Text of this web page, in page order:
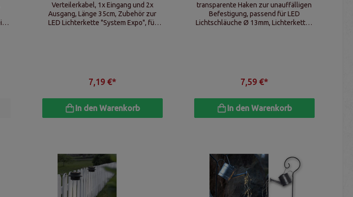
Verteilerkabel, 1x Eingang und 2x
Ausgang, Länge 35cm, Zubehör zur
LED Lichterkette "System Expo", für
7,19 €*
In den Warenkorb
transparente Haken zur unauffälligen
Befestigung, passend für LED
Lichtschläuche Ø 13mm, Lichterketten
7,59 €*
In den Warenkorb